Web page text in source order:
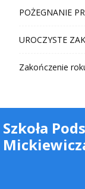
POŻEGNANIE
UROCZYSTE
Zakończenie
Szkoła